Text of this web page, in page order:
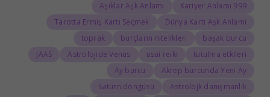
999 Kariyer Anlamı
Aşıklar Aşk Anlamı
Dünya Kartı Aşk Anlamı
Tarotta Ermiş Kartı Seçmek
başak burcu
burçların nitelikleri
toprak
tutulma etkileri
usui reiki
Astrolojide Venüs
JAAS
Akrep burcunda Yeni Ay
Ay burcu
Astrolojk danışmanlık
Satürn döngüsü